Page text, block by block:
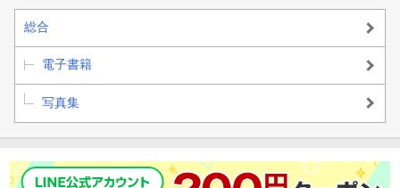
総合
電子書籍
写真集